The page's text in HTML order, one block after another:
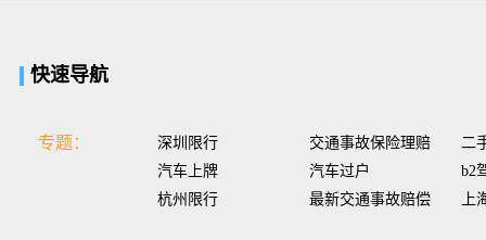
快速导航
专题： 深圳限行 交通事故保险理赔
二
汽车上牌
汽车过户
b2
杭州限行
最新交通事故赔偿 上